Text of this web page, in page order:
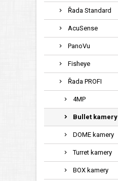
Řada Standard
AcuSense
PanoVu
Fisheye
Řada PROFI
4MP
Bullet kamery
DOME kamery
Turret kamery
BOX kamery